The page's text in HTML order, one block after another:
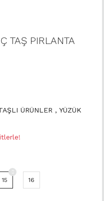
TAŞ PIRLANTA
ÜRÜNLER , YÜZÜK
15 16